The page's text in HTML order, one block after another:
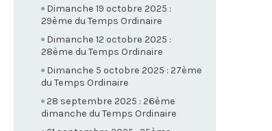
Dimanche 19 octobre 2025 :
29ème du Temps Ordinaire
Dimanche 12 octobre 2025 :
28ème du Temps Ordinaire
Dimanche 5 octobre 2025 : 27ème
du Temps Ordinaire
28 septembre 2025 : 26ème
dimanche du Temps Ordinaire